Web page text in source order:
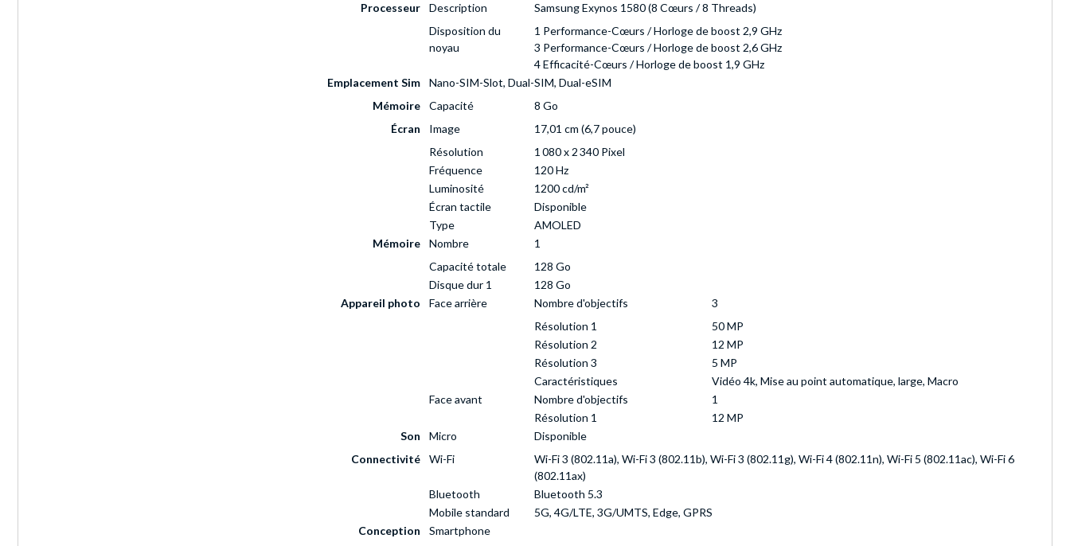
Processeur
Description
Samsung Exynos 1580 (8 Cœurs / 8 Threads)
Disposition du
noyau
1 Performance-Cœurs / Horloge de boost 2,9 GHz
3 Performance-Cœurs / Horloge de boost 2,6 GHz
4 Efficacité-Cœurs / Horloge de boost 1,9 GHz
Emplacement Sim
Nano-SIM-Slot, Dual-SIM, Dual-eSIM
Mémoire
Capacité
8 Go
Écran
Image
17,01 cm (6,7 pouce)
Résolution
1 080 x 2 340 Pixel
Fréquence
120 Hz
Luminosité
1200 cd/m²
Écran tactile
Disponible
Type
AMOLED
Mémoire
Nombre
1
Capacité totale
128 Go
Disque dur 1
128 Go
Appareil photo
Face arrière Nombre d'objectifs
3
Résolution 1
50 MP
Résolution 2
12 MP
Résolution 3
5 MP
Caractéristiques
Vidéo 4k, Mise au point automatique, large, Macro
Face avant
Nombre d'objectifs
1
Résolution 1
12 MP
Son
Micro
Disponible
Connectivité
Wi-Fi
Wi-Fi 3 (802.11a), Wi-Fi 3 (802.11b), Wi-Fi 3 (802.11g), Wi-Fi 4 (802.11n), Wi-Fi 5 (802.11ac), Wi-Fi 6
(802.11ax)
Bluetooth
Bluetooth 5.3
Mobile standard
5G, 4G/LTE, 3G/UMTS, Edge, GPRS
Conception
Smartphone